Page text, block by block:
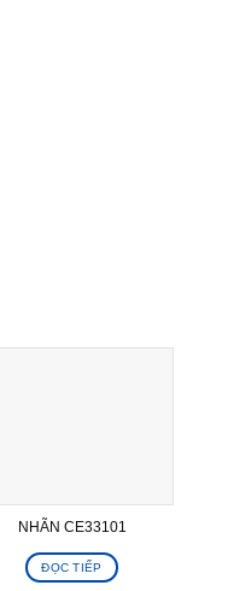
NHÃN CE33101
ĐỌC TIẾP